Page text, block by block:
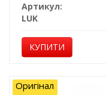
Артикул:
LUK
КУПИТИ
Оригінал